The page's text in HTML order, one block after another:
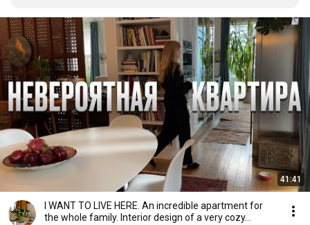
41:41
I WANT TO LIVE HERE. An incredible apartment for
the whole family. Interior design of a very cozy...